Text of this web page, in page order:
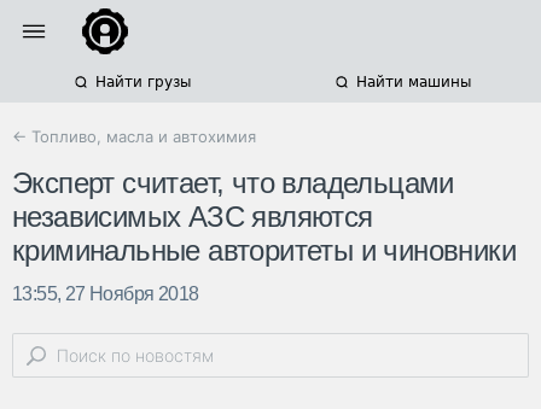
Найти грузы Найти машины
← Топливо, масла и автохимия
Эксперт считает, что владельцами
независимых АЗС являются
криминальные авторитеты и чиновники
13:55, 27 Ноября 2018